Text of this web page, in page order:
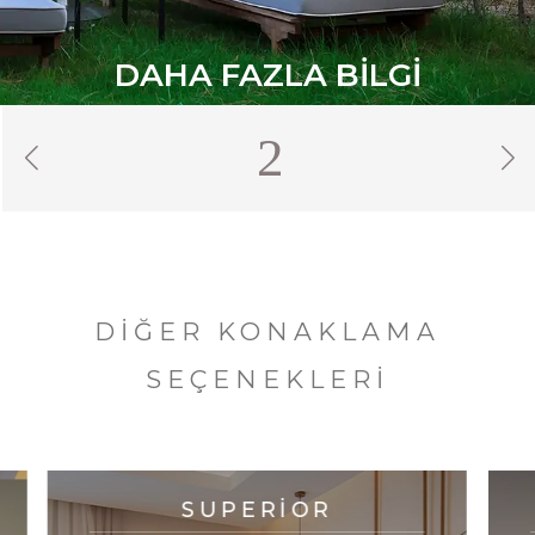
1
DAHA FAZLA BILGI
SUPERIOR